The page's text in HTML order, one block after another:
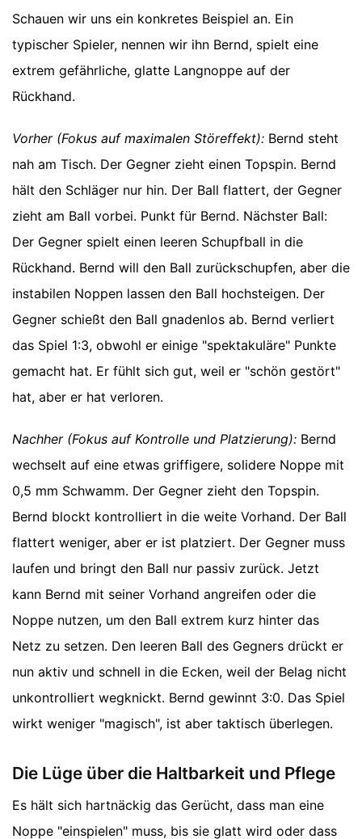
Schauen wir uns ein konkretes Beispiel an. Ein
typischer Spieler, nennen wir ihn Bernd, spielt eine
extrem gefährliche, glatte Langnoppe auf der
Rückhand.
Vorher (Fokus auf maximalen Störeffekt): Bernd steht
nah am Tisch. Der Gegner zieht einen Topspin. Bernd
hält den Schläger nur hin. Der Ball flattert, der Gegner
zieht am Ball vorbei. Punkt für Bernd. Nächster Ball:
Der Gegner spielt einen leeren Schupfball in die
Rückhand. Bernd will den Ball zurückschupfen, aber die
instabilen Noppen lassen den Ball hochsteigen. Der
Gegner schießt den Ball gnadenlos ab. Bernd verliert
das Spiel 1:3, obwohl er einige "spektakuläre" Punkte
gemacht hat. Er fühlt sich gut, weil er "schön gestört"
hat, aber er hat verloren.
Nachher (Fokus auf Kontrolle und Platzierung): Bernd
wechselt auf eine etwas griffigere, solidere Noppe mit
0,5 mm Schwamm. Der Gegner zieht den Topspin.
Bernd blockt kontrolliert in die weite Vorhand. Der Ball
flattert weniger, aber er ist platziert. Der Gegner muss
laufen und bringt den Ball nur passiv zurück. Jetzt
kann Bernd mit seiner Vorhand angreifen oder die
Noppe nutzen, um den Ball extrem kurz hinter das
Netz zu setzen. Den leeren Ball des Gegners drückt er
nun aktiv und schnell in die Ecken, weil der Belag nicht
unkontrolliert wegknickt. Bernd gewinnt 3:0. Das Spiel
wirkt weniger "magisch", ist aber taktisch überlegen.
Die Lüge über die Haltbarkeit und Pflege
Es hält sich hartnäckig das Gerücht, dass man eine
Noppe "einspielen" muss, bis sie glatt wird oder dass